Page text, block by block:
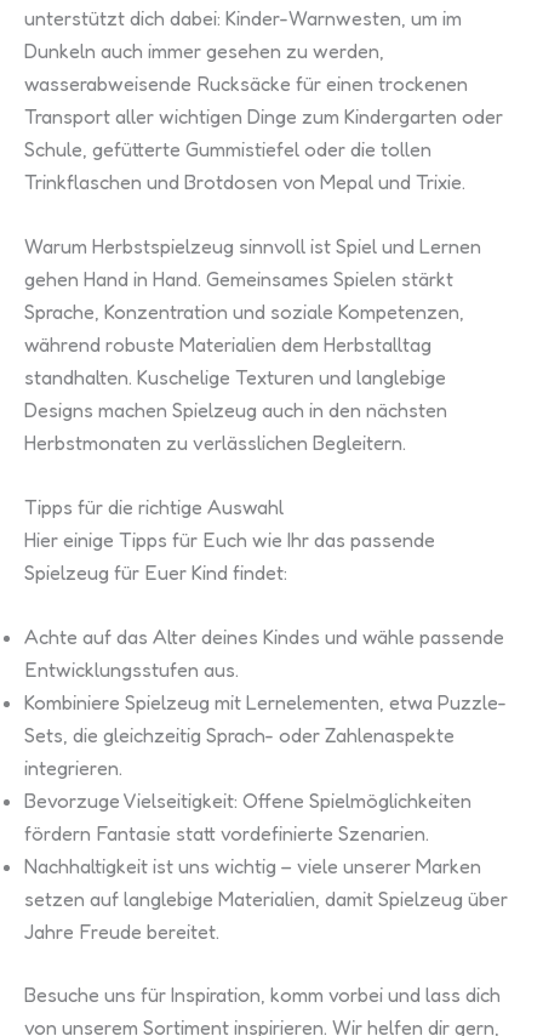
unterstützt dich dabei: Kinder-Warnwesten, um im
Dunkeln auch immer gesehen zu werden,
wasserabweisende Rucksäcke für einen trockenen
Transport aller wichtigen Dinge zum Kindergarten oder
Schule, gefütterte Gummistiefel oder die tollen
Trinkflaschen und Brotdosen von Mepal und Trixie.
Warum Herbstspielzeug sinnvoll ist Spiel und Lernen
gehen Hand in Hand. Gemeinsames Spielen stärkt
Sprache, Konzentration und soziale Kompetenzen,
während robuste Materialien dem Herbstalltag
standhalten. Kuschelige Texturen und langlebige
Designs machen Spielzeug auch in den nächsten
Herbstmonaten zu verlässlichen Begleitern.
Tipps für die richtige Auswahl
Hier einige Tipps für Euch wie Ihr das passende
Spielzeug für Euer Kind findet:
Achte auf das Alter deines Kindes und wähle passende
Entwicklungsstufen aus.
Kombiniere Spielzeug mit Lernelementen, etwa Puzzle-
Sets, die gleichzeitig Sprach- oder Zahlenaspekte
integrieren.
Bevorzuge Vielseitigkeit: Offene Spielmöglichkeiten
fördern Fantasie statt vordefinierte Szenarien.
Nachhaltigkeit ist uns wichtig – viele unserer Marken
setzen auf langlebige Materialien, damit Spielzeug über
Jahre Freude bereitet.
Besuche uns für Inspiration, komm vorbei und lass dich
von unserem Sortiment inspirieren. Wir helfen dir gern,